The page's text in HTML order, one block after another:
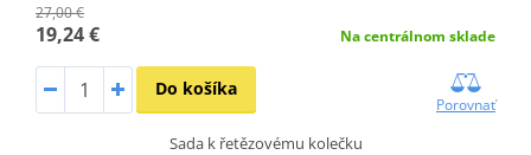
27,00 €
19,24 € Na centrálnom sklade
Do košíka
Porovnať
Sada k řetězovému kolečku